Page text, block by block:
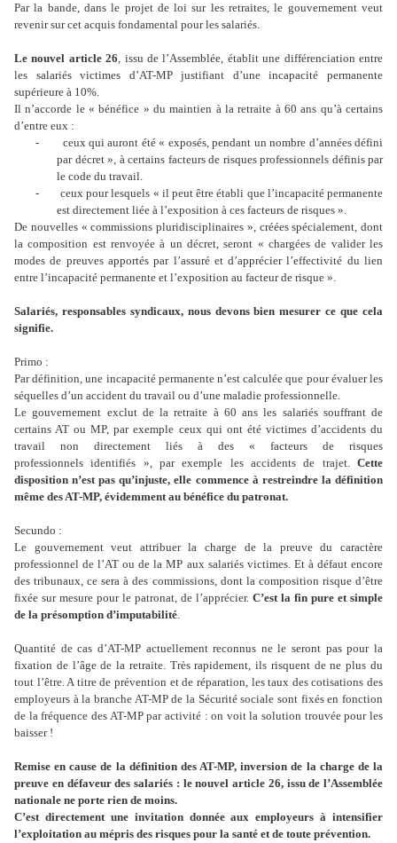
Par la bande, dans le projet de loi sur les retraites, le gouvernement veut
revenir sur cet acquis fondamental pour les salariés.
Le nouvel article 26, issu de l’Assemblée, établit une différenciation entre
les salariés victimes d’AT-MP justifiant d’une incapacité permanente
supérieure à 10%.
Il n’accorde le « bénéfice » du maintien à la retraite à 60 ans qu’à certains
d’entre eux :
-
ceux qui auront été « exposés, pendant un nombre d’années défini
par décret », à certains facteurs de risques professionnels définis par
le code du travail.
-
ceux pour lesquels « il peut être établi que l’incapacité permanente
est directement liée à l’exposition à ces facteurs de risques ».
De nouvelles « commissions pluridisciplinaires », créées spécialement, dont
la composition est renvoyée à un décret, seront « chargées de valider les
modes de preuves apportés par l’assuré et d’apprécier l’effectivité du lien
entre l’incapacité permanente et l’exposition au facteur de risque ».
Salariés, responsables syndicaux, nous devons bien mesurer ce que cela
signifie.
Primo :
Par définition, une incapacité permanente n’est calculée que pour évaluer les
séquelles d’un accident du travail ou d’une maladie professionnelle.
Le gouvernement exclut de la retraite à 60 ans les salariés souffrant de
certains AT ou MP, par exemple ceux qui ont été victimes d’accidents du
travail non directement liés à des « facteurs de risques
professionnels identifiés », par exemple les accidents de trajet. Cette
disposition n’est pas qu’injuste, elle commence à restreindre la définition
même des AT-MP, évidemment au bénéfice du patronat.
Secundo :
Le gouvernement veut attribuer la charge de la preuve du caractère
professionnel de l’AT ou de la MP aux salariés victimes. Et à défaut encore
des tribunaux, ce sera à des commissions, dont la composition risque d’être
fixée sur mesure pour le patronat, de l’apprécier. C’est la fin pure et simple
de la présomption d’imputabilité.
Quantité de cas d’AT-MP actuellement reconnus ne le seront pas pour la
fixation de l’âge de la retraite. Très rapidement, ils risquent de ne plus du
tout l’être. A titre de prévention et de réparation, les taux des cotisations des
employeurs à la branche AT-MP de la Sécurité sociale sont fixés en fonction
de la fréquence des AT-MP par activité : on voit la solution trouvée pour les
baisser !
Remise en cause de la définition des AT-MP, inversion de la charge de la
preuve en défaveur des salariés : le nouvel article 26, issu de l’Assemblée
nationale ne porte rien de moins.
C’est directement une invitation donnée aux employeurs à intensifier
l’exploitation au mépris des risques pour la santé et de toute prévention.